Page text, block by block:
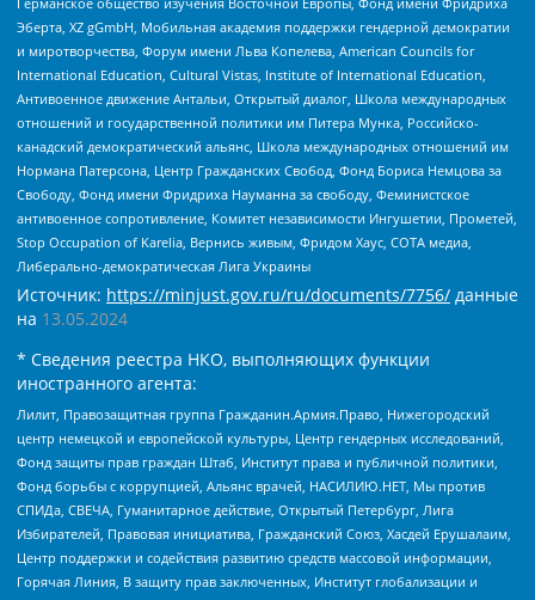
Эберта, XZ gGmbH, Мобильная академия поддержки гендерной демократии
и миротворчества, Форум имени Льва Копелева, American Councils for
International Education, Cultural Vistas, Institute of International Education,
Антивоенное движение Антальи, Открытый диалог, Школа международных
отношений и государственной политики им Питера Мунка, Российско-
канадский демократический альянс, Школа международных отношений им
Нормана Патерсона, Центр Гражданских Свобод, Фонд Бориса Немцова за
Свободу, Фонд имени Фридриха Науманна за свободу, Феминистское
антивоенное сопротивление, Комитет независимости Ингушетии, Прометей,
Stop Occupation of Karelia, Вернись живым, Фридом Хаус, СОТА медиа,
Либерально-демократическая Лига Украины
Источник: https://minjust.gov.ru/ru/documents/7756/ данные
на 13.05.2024
* Сведения реестра НКО, выполняющих функции
иностранного агента:
Лилит, Правозащитная группа Гражданин.Армия.Право, Нижегородский
центр немецкой и европейской культуры, Центр гендерных исследований,
Фонд защиты прав граждан Штаб, Институт права и публичной политики,
Фонд борьбы с коррупцией, Альянс врачей, НАСИЛИЮ.НЕТ, Мы против
СПИДа, СВЕЧА, Гуманитарное действие, Открытый Петербург, Лига
Избирателей, Правовая инициатива, Гражданский Союз, Хасдей Ерушалаим,
Центр поддержки и содействия развитию средств массовой информации,
Горячая Линия, В защиту прав заключенных, Институт глобализации и